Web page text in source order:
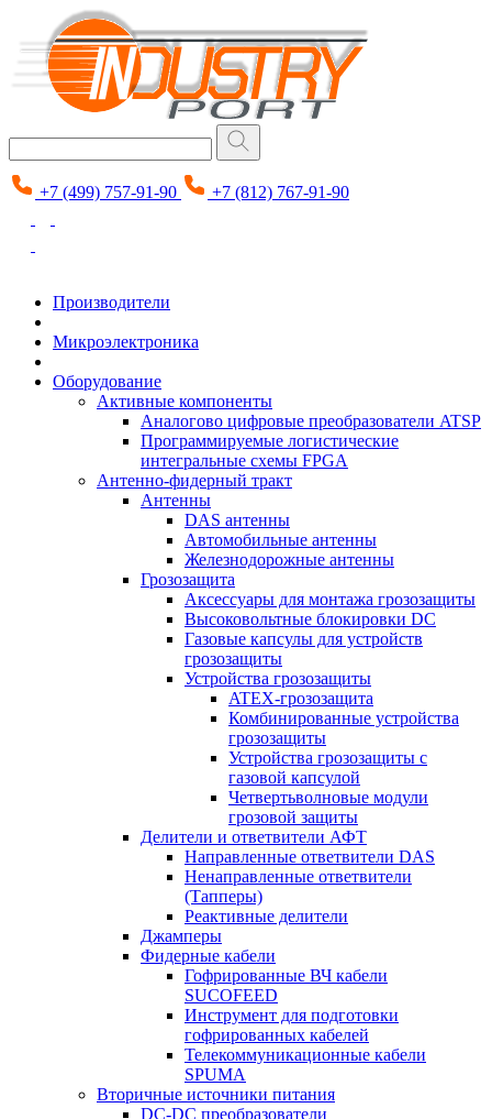
+7 (499) 757-91-90 +7 (812) 767-91-90
Производители
Микроэлектроника
Оборудование
Активные компоненты
Аналогово цифровые преобразователи ATSP
Программируемые логистические
интегральные схемы FPGA
Антенно-фидерный тракт
Антенны
DAS антенны
Автомобильные антенны
Железнодорожные антенны
Грозозащита
Аксессуары для монтажа грозозащиты
Высоковольтные блокировки DC
Газовые капсулы для устройств
грозозащиты
Устройства грозозащиты
ATEX-грозозащита
Комбинированные устройства
грозозащиты
Устройства грозозащиты с
газовой капсулой
Четвертьволновые модули
грозовой защиты
Делители и ответвители АФТ
Направленные ответвители DAS
Ненаправленные ответвители
(Тапперы)
Реактивные делители
Джамперы
Фидерные кабели
Гофрированные ВЧ кабели
SUCOFEED
Инструмент для подготовки
гофрированных кабелей
Телекоммуникационные кабели
SPUMA
Вторичные источники питания
DC-DC преобразователи